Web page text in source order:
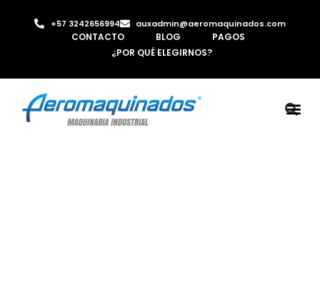
+57 3242656994 auxadmin@aeromaquinados.com
CONTACTO BLOG
PAGOS
¿POR QUÉ ELEGIRNOS?